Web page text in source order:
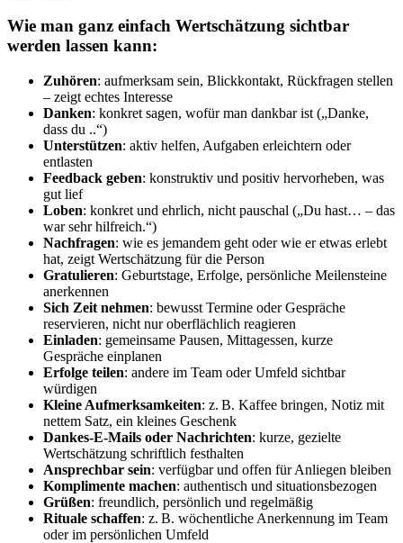
Wie man ganz einfach Wertschätzung sichtbar
werden lassen kann:
Zuhören: aufmerksam sein, Blickkontakt, Rückfragen stellen
– zeigt echtes Interesse
Danken: konkret sagen, wofür man dankbar ist („Danke,
dass du ..“)
Unterstützen: aktiv helfen, Aufgaben erleichtern oder
entlasten
Feedback geben: konstruktiv und positiv hervorheben, was
gut lief
Loben: konkret und ehrlich, nicht pauschal („Du hast… – das
war sehr hilfreich.“)
Nachfragen: wie es jemandem geht oder wie er etwas erlebt
hat, zeigt Wertschätzung für die Person
Gratulieren: Geburtstage, Erfolge, persönliche Meilensteine
anerkennen
Sich Zeit nehmen: bewusst Termine oder Gespräche
reservieren, nicht nur oberflächlich reagieren
Einladen: gemeinsame Pausen, Mittagessen, kurze
Gespräche einplanen
Erfolge teilen: andere im Team oder Umfeld sichtbar
würdigen
Kleine Aufmerksamkeiten: z. B. Kaffee bringen, Notiz mit
nettem Satz, ein kleines Geschenk
Dankes-E-Mails oder Nachrichten: kurze, gezielte
Wertschätzung schriftlich festhalten
Ansprechbar sein: verfügbar und offen für Anliegen bleiben
Komplimente machen: authentisch und situationsbezogen
Grüßen: freundlich, persönlich und regelmäßig
Rituale schaffen: z. B. wöchentliche Anerkennung im Team
oder im persönlichen Umfeld